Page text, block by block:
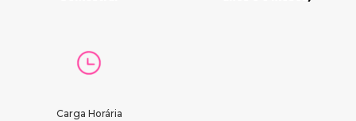
Carga Horária